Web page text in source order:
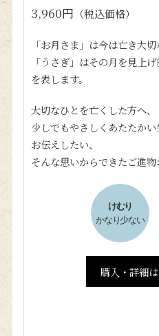
3,960円 （税込価格）
「お月さま」は今は亡き大切
「うさぎ」はその月を見上
を表します。
大切なひとを亡くした方へ、
少しでもやさしくあたたか
お伝えしたい、
そんな思いからできたご進物
けむり
かなり少ない
購入・詳細